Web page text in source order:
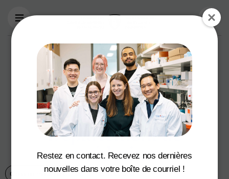
Aller au contenu principal
Gala des étoiles
montantes de la
Fondation du
CUSM et du
Département de
médecine
Communauté du CUSM 15 mai 2023
Restez en contact. Recevez nos dernières
nouvelles dans votre boîte de courriel !